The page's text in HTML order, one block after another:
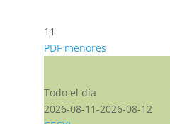
11
PDF menores
Todo el día
2026-08-11-2026-08-12